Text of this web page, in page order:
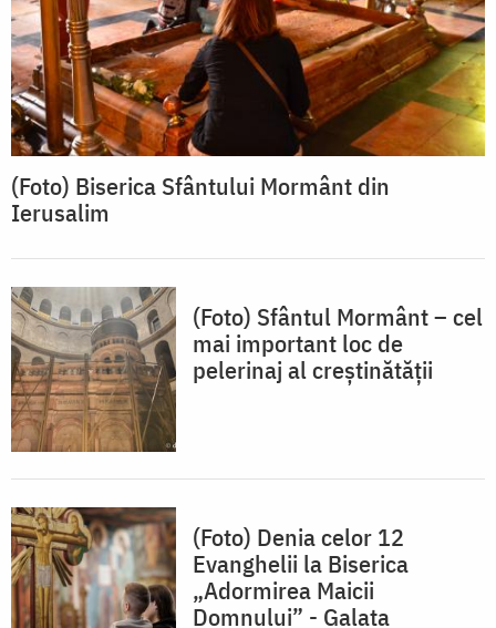
(Foto) Biserica Sfântului Mormânt din
Ierusalim
(Foto) Sfântul Mormânt – cel
mai important loc de
pelerinaj al creștinătății
(Foto) Denia celor 12
Evanghelii la Biserica
„Adormirea Maicii
Domnului” - Galata